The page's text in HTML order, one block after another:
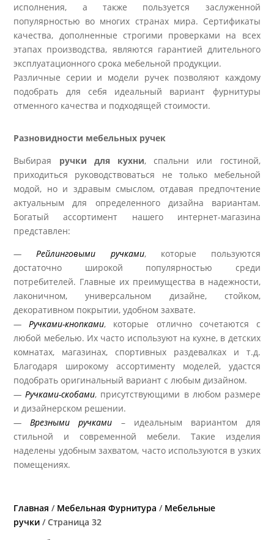
исполнения, а также пользуется заслуженной
популярностью во многих странах мира. Сертификаты
качества, дополненные строгими проверками на всех
этапах производства, являются гарантией длительного
эксплуатационного срока мебельной продукции.
Различные серии и модели ручек позволяют каждому
подобрать для себя идеальный вариант фурнитуры
отменного качества и подходящей стоимости.
Разновидности мебельных ручек
Выбирая ручки для кухни, спальни или гостиной,
приходиться руководствоваться не только мебельной
модой, но и здравым смыслом, отдавая предпочтение
актуальным для определенного дизайна вариантам.
Богатый ассортимент нашего интернет-магазина
представлен:
—Рейлинговыми ручками, которые пользуются
достаточно широкой популярностью среди
потребителей. Главные их преимущества в надежности,
лаконичном, универсальном дизайне, стойком,
декоративном покрытии, удобном захвате.
—Ручками-кнопками, которые отлично сочетаются с
любой мебелью. Их часто используют на кухне, в детских
комнатах, магазинах, спортивных раздевалках и т.д.
Благодаря широкому ассортименту моделей, удастся
подобрать оригинальный вариант с любым дизайном.
—Ручками-скобами, присутствующими в любом размере
и дизайнерском решении.
—Врезными ручками – идеальным вариантом для
стильной и современной мебели. Такие изделия
наделены удобным захватом, часто используются в узких
помещениях.
Главная / Мебельная Фурнитура / Мебельные
ручки / Страница 32